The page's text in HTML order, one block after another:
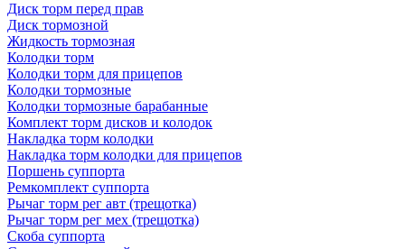
Диск торм перед прав
Диск тормозной
Жидкость тормозная
Колодки торм
Колодки торм для прицепов
Колодки тормозные
Колодки тормозные барабанные
Комплект торм дисков и колодок
Накладка торм колодки
Накладка торм колодки для прицепов
Поршень суппорта
Ремкомплект суппорта
Рычаг торм рег авт (трещотка)
Рычаг торм рег мех (трещотка)
Скоба суппорта